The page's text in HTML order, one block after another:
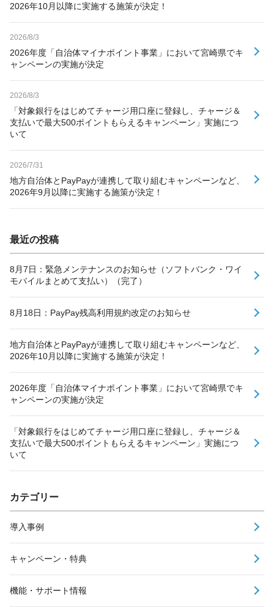
2026年10月以降に実施する施策が決定！
2026/8/3
2026年度「自治体マイナポイント事業」において宮崎県でキ
ャンペーンの実施が決定
2026/8/3
「対象銀行をはじめてチャージ用口座に登録し、チャージ＆
支払いで最大500ポイントもらえるキャンペーン」実施につ
いて
2026/7/31
地方自治体とPayPayが連携して取り組むキャンペーンなど、
2026年9月以降に実施する施策が決定！
最近の投稿
8月7日：緊急メンテナンスのお知らせ（ソフトバンク・ワイ
モバイルまとめて支払い）（完了）
8月18日：PayPay残高利用規約改定のお知らせ
地方自治体とPayPayが連携して取り組むキャンペーンなど、
2026年10月以降に実施する施策が決定！
2026年度「自治体マイナポイント事業」において宮崎県でキ
ャンペーンの実施が決定
「対象銀行をはじめてチャージ用口座に登録し、チャージ＆
支払いで最大500ポイントもらえるキャンペーン」実施につ
いて
カテゴリー
導入事例
キャンペーン・特典
機能・サポート情報